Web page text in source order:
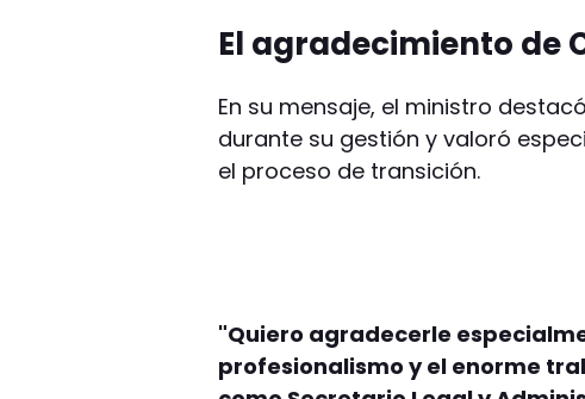
El agradecimiento de
En su mensaje, el ministro
durante su gestión y valoró
el proceso de transición.
"Quiero agradecerle
profesionalismo y el enorme